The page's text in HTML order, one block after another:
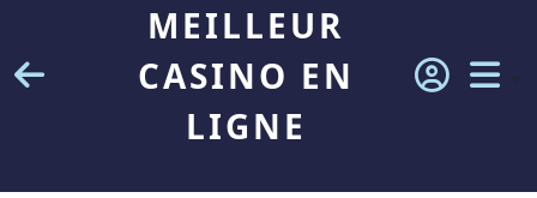
MEILLEUR
CASINO EN
LIGNE